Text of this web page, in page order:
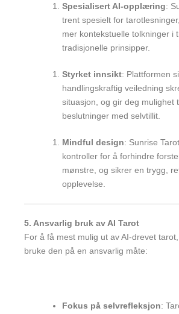
Spesialisert AI-opplæring:
trent spesielt for
mer kontekstuelle tolkninger i
tradisjonelle prinsipper.
Styrket innsikt: Plattformen
handlingskraftig veiledning
situasjon, og gir deg mulighet
beslutninger med selvtillit.
Mindful design: Sunrise
kontroller for å forhindre
mønstre, og sikrer en trygg,
opplevelse.
5. Ansvarlig bruk av AI Tarot
For å få mest mulig ut av AI-drevet
bruke den på en ansvarlig måte:
Fokus på selvrefleksjon: